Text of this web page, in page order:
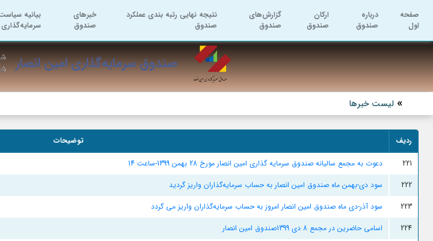
صفحه
اول
درباره
صندوق
ارکان
صندوق
گزارش‌های
صندوق
نتیجه نهایی رتبه بندی عملکرد
صندوق
خبرهای
صندوق
بیانیه
سرمایه‌گذاری
صندوق سرمایه‌گذاری امین انصار
لیست خبرها
ردیف توضیحات
221
دعوت به مجمع سالیانه صندوق سرمایه گذاری امین انصار مورخ 28 بهمن 1399-ساعت 14
222
سود دی-بهمن ماه صندوق امین انصار به حساب سرمایه‌گذاران واریز گردید
223
سود آذر-دی ماه صندوق امین انصار امروز به حساب سرمایه‌گذاران واریز می گردد
224
اسامی حاضرین در مجمع 8 دی 1399صندوق امین انصار